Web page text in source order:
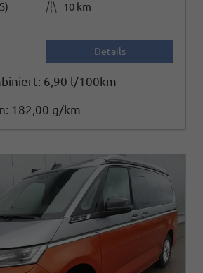
Kilometerstand
10 km
Details
6,90 l/100km
182,00 g/km